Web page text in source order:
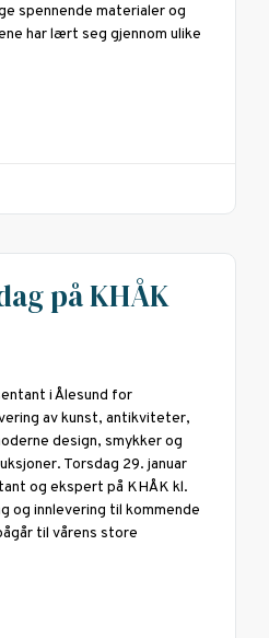
spennende materialer og
har lært seg gjennom ulike
på KHÅK
i Ålesund for
av kunst, antikviteter,
design, smykker og
Torsdag 29. januar
og ekspert på KHÅK kl.
og innlevering til kommende
til vårens store